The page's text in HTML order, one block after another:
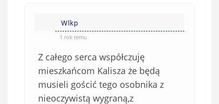
Wlkp
1 rok temu
Z całego serca współczuję
mieszkańcom Kalisza że będą
musieli gościć tego osobnika z
nieoczywistą wygraną,z